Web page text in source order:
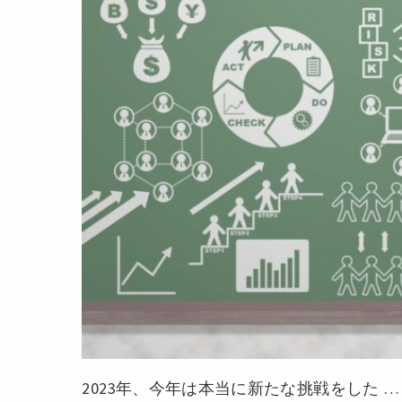
2023年、今年は本当に新たな挑戦をした …